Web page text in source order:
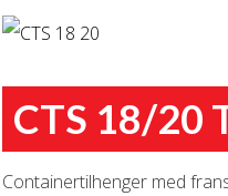
CTS 18/20
Containertilhenger med